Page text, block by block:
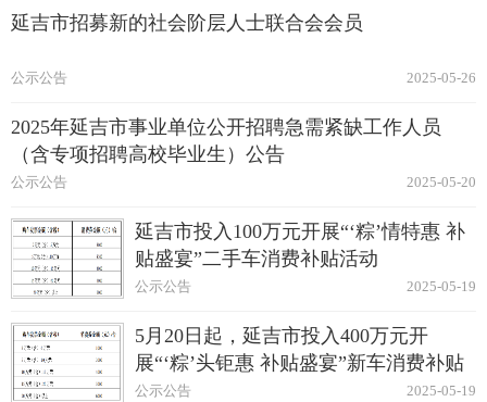
延吉市招募新的社会阶层人士联合会会员
2025-05-26
公示公告
2025年延吉市事业单位公开招聘急需紧缺工作人员
（含专项招聘高校毕业生）公告
2025-05-20
公示公告
延吉市投入100万元开展“‘粽’情特惠 补
贴盛宴”二手车消费补贴活动
2025-05-19
公示公告
5月20日起，延吉市投入400万元开
展“‘粽’头钜惠 补贴盛宴”新车消费补贴
活动
2025-05-19
公示公告